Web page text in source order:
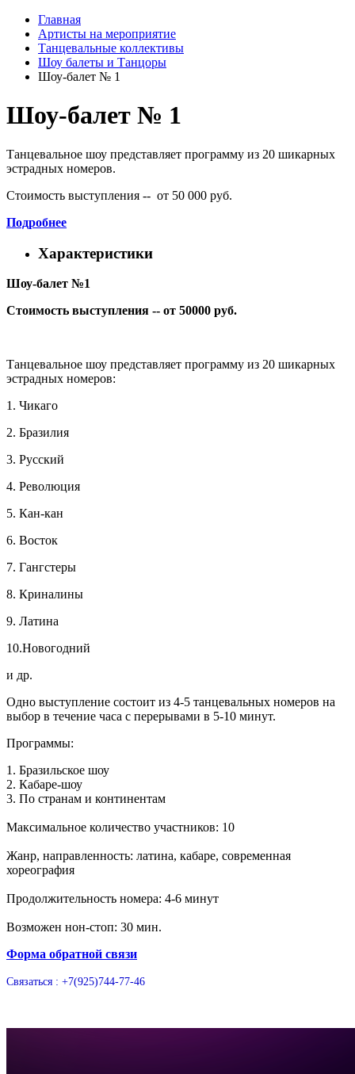
Главная
Артисты на мероприятие
Танцевальные коллективы
Шоу балеты и Танцоры
Шоу-балет № 1
Шоу-балет № 1
Танцевальное шоу представляет программу из 20 шикарных
эстрадных номеров.
Стоимость выступления -- от 50 000 руб.
Подробнее
Характеристики
Шоу-балет №1
Стоимость выступления -- от 50000 руб.
Танцевальное шоу представляет программу из 20 шикарных
эстрадных номеров:
1. Чикаго
2. Бразилия
3. Русский
4. Революция
5. Кан-кан
6. Восток
7. Гангстеры
8. Криналины
9. Латина
10.Новогодний
и др.
Одно выступление состоит из 4-5 танцевальных номеров на
выбор в течение часа с перерывами в 5-10 минут.
Программы:
1. Бразильское шоу
2. Кабаре-шоу
3. По странам и континентам
Максимальное количество участников: 10
Жанр, направленность: латина, кабаре, современная
хореография
Продолжительность номера: 4-6 минут
Возможен нон-стоп: 30 мин.
Форма обратной связи
Связаться : +7(925)744-77-46